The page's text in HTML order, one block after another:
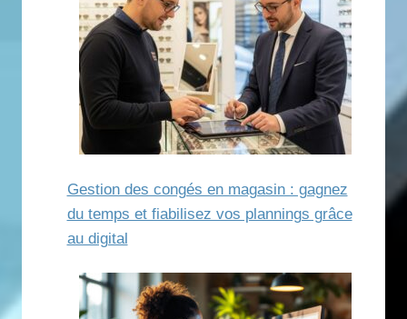
Gestion des congés en magasin : gagnez
du temps et fiabilisez vos plannings grâce
au digital